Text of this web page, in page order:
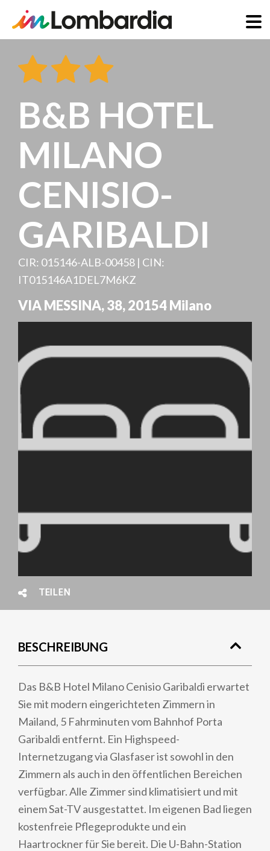
zum
Inhalt
B&B HOTEL
MILANO
CENISIO-
GARIBALDI
CIR: 015146-ALB-00458 | CIN:
IT015146A1DEL7M6KZ
VIA MESSINA, 38,20154Milano
TEILEN
BESCHREIBUNG
Das B&B Hotel Milano Cenisio Garibaldi erwartet
Sie mit modern eingerichteten Zimmern in
Mailand, 5 Fahrminuten vom Bahnhof Porta
Garibaldi entfernt. Ein Highspeed-
Internetzugang via Glasfaser ist sowohl in den
Zimmern als auch in den öffentlichen Bereichen
verfügbar. Alle Zimmer sind klimatisiert und mit
einem Sat-TV ausgestattet. Im eigenen Bad liegen
kostenfreie Pflegeprodukte und ein
Haartrockner für Sie bereit. Die U-Bahn-Station